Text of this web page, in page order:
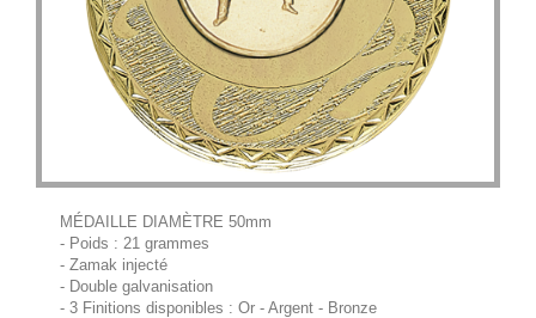
MÉDAILLE DIAMÈTRE 50mm
- Poids : 21 grammes
- Zamak injecté
- Double galvanisation
- 3 Finitions disponibles : Or - Argent - Bronze